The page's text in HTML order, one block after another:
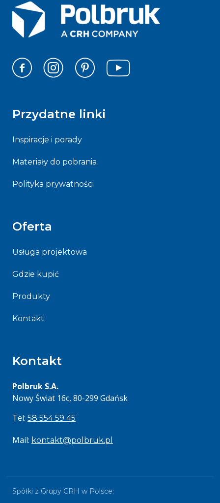
Przydatne linki
Inspiracje i porady
Materiały do pobrania
Polityka prywatności
Oferta
Usługa projektowa
Gdzie kupić
Produkty
Kontakt
Kontakt
Polbruk S.A.
Nowy Świat 16c, 80-299 Gdańsk
Tel: 58 554 59 45
Mail: kontakt@polbruk.pl
Spółki z Grupy CRH w Polsce: